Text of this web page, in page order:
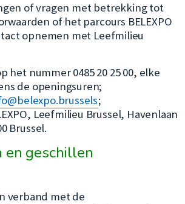
of vragen met betrekking tot
of het parcours BELEXPO
opnemen met Leefmilieu
het nummer 0485 20 25 00, elke
de openingsuren;
;
Leefmilieu Brussel, Havenlaan
Brussel.
en geschillen
verband met de